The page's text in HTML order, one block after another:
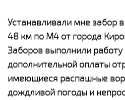
Устанавливали мне забор
48 км по М4 от города
Заборов выполнили
дополнительной оплаты
имеющиеся распашные
дождливой погоды и